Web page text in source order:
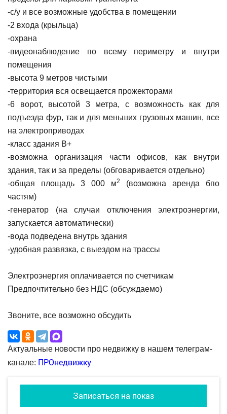
-с/у и вcе возможные удобства в помещении
-2 входа (крыльца)
-охрана
-видеонаблюдение по всему периметру и внутри
помещения
-высота 9 метров чистыми
-территория вся освещается прожекторами
-6 ворот, высотой 3 метра, с возможность как для
подъезда фур, так и для меньших грузовых машин, все
на электроприводах
-класс здания В+
-возможна организация части офисов, как внутри
здания, так и за пределы (обговаривается отдельно)
-общая площадь 3 000 м2
(возможна аренда бпо
частям)
-генератор (на случаи отключения электроэнергии,
запускается автоматически)
-вода подведена внутрь здания
-удобная развязка, с выездом на трассы
Электроэнергия оплачивается по счетчикам
Предпочтительно без НДС (обсуждаемо)
Звоните, все возможно обсудить
Актуальные новости про недвижку в нашем телеграм-
канале: ПРОнедвижку
Записаться на показ